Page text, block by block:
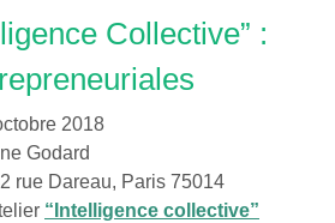
Collective” :
2018
Godard
rue Dareau, Paris 75014
“Intelligence collective”